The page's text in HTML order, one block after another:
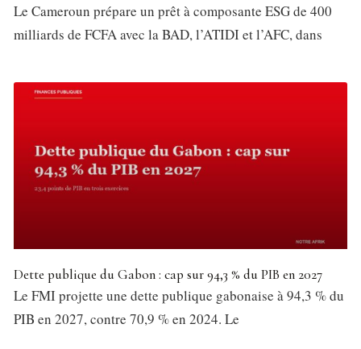
Le Cameroun prépare un prêt à composante ESG de 400
milliards de FCFA avec la BAD, l’ATIDI et l’AFC, dans
Dette publique du Gabon : cap sur 94,3 % du PIB en 2027
Le FMI projette une dette publique gabonaise à 94,3 % du
PIB en 2027, contre 70,9 % en 2024. Le